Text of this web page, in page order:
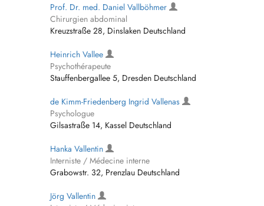
Prof. Dr. med. Daniel Vallböhmer
Chirurgien abdominal
Kreuzstraße 28, Dinslaken Deutschland
Heinrich Vallee
Psychothérapeute
Stauffenbergallee 5, Dresden Deutschland
de Kimm-Friedenberg Ingrid Vallenas
Psychologue
Gilsastraße 14, Kassel Deutschland
Hanka Vallentin
Interniste / Médecine interne
Grabowstr. 32, Prenzlau Deutschland
Jörg Vallentin